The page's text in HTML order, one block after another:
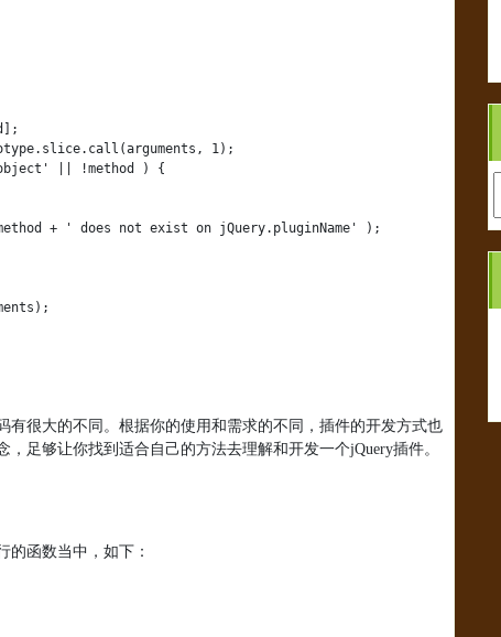
很大的不同。根据你的使用和需求的不同，插件的开发方式也
足够让你找到适合自己的方法去理解和开发一个jQuery插件。
函数当中，如下：